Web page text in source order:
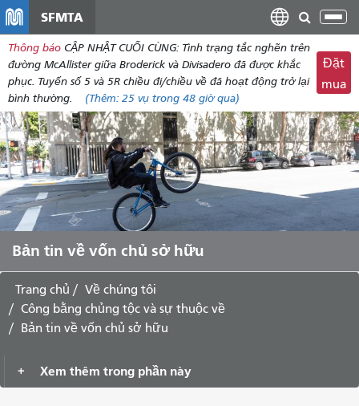
dung
SFMTA
Thông báo CẬP NHẬT CUỐI CÙNG: Tình trạng tắc nghẽn trên
đường McAllister giữa Broderick và Divisadero đã được khắc
phục. Tuyến số 5 và 5R chiều đi/chiều về đã hoạt động trở lại
bình thường.
(Thêm: 25 vụ trong 48 giờ qua)
Đặt
mua
Bản tin về vốn chủ sở hữu
Trang chủ
Về chúng tôi
Công bằng chủng tộc và sự thuộc về
Bản tin về vốn chủ sở hữu
Xem thêm trong phần này